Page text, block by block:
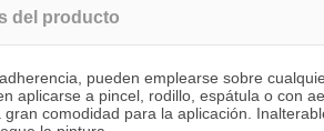
del producto
pueden emplearse sobre
aplicarse a pincel, rodillo, espátula o con
comodidad para la aplicación.